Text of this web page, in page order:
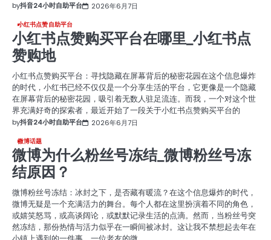
by抖音24小时自助平台 2026年6月7日
小红书点赞自助平台
小红书点赞购买平台在哪里_小红书点
赞购地
小红书点赞购买平台：寻找隐藏在屏幕背后的秘密花园在这个信息爆炸
的时代，小红书已经不仅仅是一个分享生活的平台，它更像是一个隐藏
在屏幕背后的秘密花园，吸引着无数人驻足流连。而我，一个对这个世
界充满好奇的探索者，最近开始了一段关于小红书点赞购买平台的
by抖音24小时自助平台 2026年6月7日
微博话题
微博为什么粉丝号冻结_微博粉丝号冻
结原因？
微博粉丝号冻结：冰封之下，是否藏有暖流？在这个信息爆炸的时代，
微博无疑是一个充满活力的舞台。每个人都在这里扮演着不同的角色，
或嬉笑怒骂，或高谈阔论，或默默记录生活的点滴。然而，当粉丝号突
然冻结，那份热情与活力似乎在一瞬间被冰封。这让我不禁想起去年在